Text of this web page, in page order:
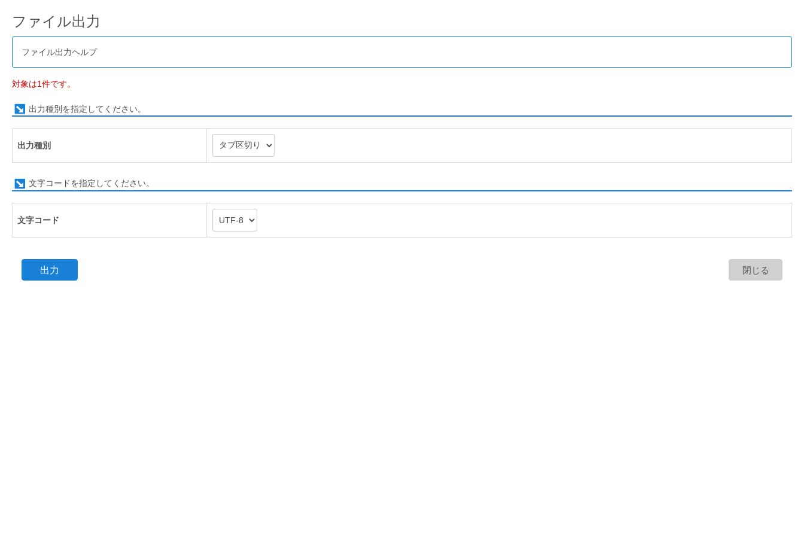
ファイル出力
ファイル出力ヘルプ
対象は1件です。
出力種別を指定してください。
出力種別
文字コードを指定してください。
文字コード